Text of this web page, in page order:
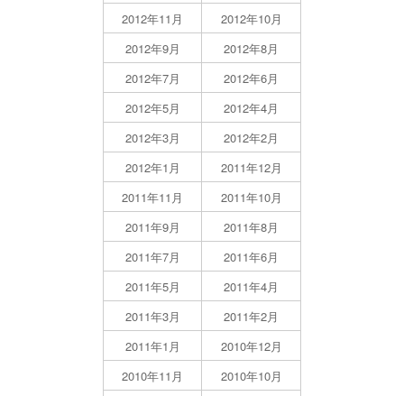
2012年11月
2012年10月
2012年9月
2012年8月
2012年7月
2012年6月
2012年5月
2012年4月
2012年3月
2012年2月
2012年1月
2011年12月
2011年11月
2011年10月
2011年9月
2011年8月
2011年7月
2011年6月
2011年5月
2011年4月
2011年3月
2011年2月
2011年1月
2010年12月
2010年11月
2010年10月